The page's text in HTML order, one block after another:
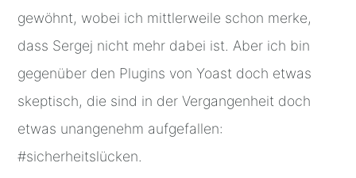
gewöhnt, wobei ich mittlerweile schon merke,
dass Sergej nicht mehr dabei ist. Aber ich bin
gegenüber den Plugins von Yoast doch etwas
skeptisch, die sind in der Vergangenheit doch
etwas unangenehm aufgefallen:
#sicherheitslücken.